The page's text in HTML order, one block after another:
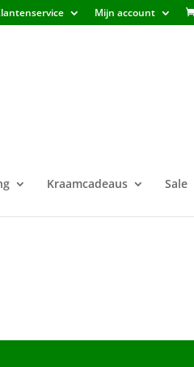
Mijn account
Kraamcadeaus Sale